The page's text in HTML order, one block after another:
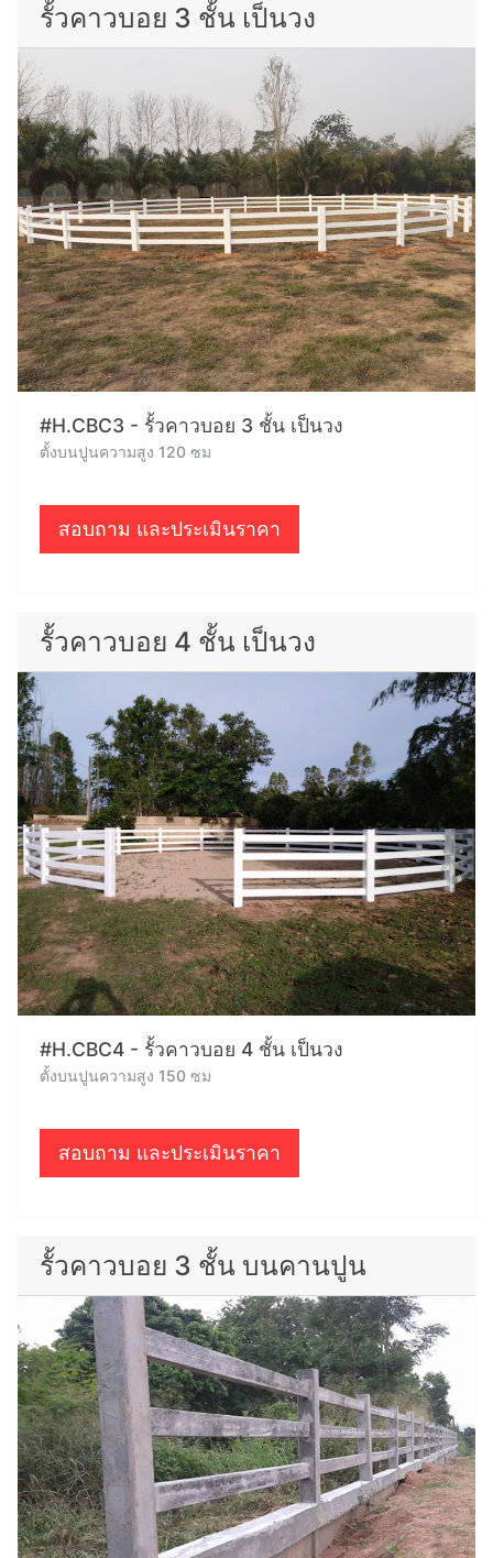
รั้วคาวบอย 3 ชั้น เป็นวง
#H.CBC3 - รั้วคาวบอย 3 ชั้น เป็นวง
ตั้งบนปูนความสูง 120 ซม
สอบถาม และประเมินราคา
รั้วคาวบอย 4 ชั้น เป็นวง
#H.CBC4 - รั้วคาวบอย 4 ชั้น เป็นวง
ตั้งบนปูนความสูง 150 ซม
สอบถาม และประเมินราคา
รั้วคาวบอย 3 ชั้น บนคานปูน